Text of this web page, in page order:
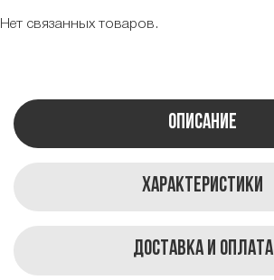
Нет связанных товаров.
Описание
Характеристики
Доставка и оплата